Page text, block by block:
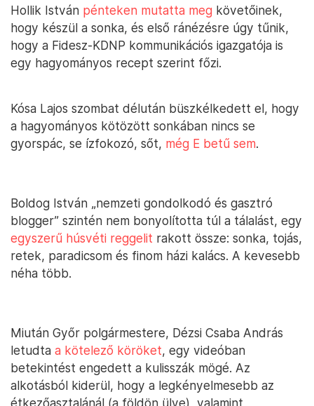
Hollik István pénteken mutatta meg követőinek,
hogy készül a sonka, és első ránézésre úgy tűnik,
hogy a Fidesz-KDNP kommunikációs igazgatója is
egy hagyományos recept szerint főzi.
Kósa Lajos szombat délután büszkélkedett el, hogy
a hagyományos kötözött sonkában nincs se
gyorspác, se ízfokozó, sőt, még E betű sem.
Boldog István „nemzeti gondolkodó és gasztró
blogger” szintén nem bonyolította túl a tálalást, egy
egyszerű húsvéti reggelit rakott össze: sonka, tojás,
retek, paradicsom és finom házi kalács. A kevesebb
néha több.
Miután Győr polgármestere, Dézsi Csaba András
letudta a kötelező köröket, egy videóban
betekintést engedett a kulisszák mögé. Az
alkotásból kiderül, hogy a legkényelmesebb az
étkezőasztalánál (a földön ülve), valamint